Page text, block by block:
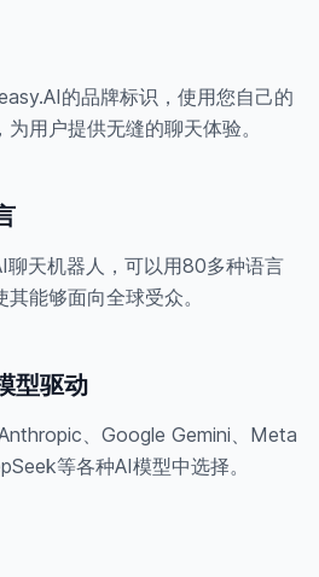
的品牌标识，使用您自己的
用户提供无缝的聊天体验。
聊天机器人，可以用80多种语言
能够面向全球受众。
型驱动
、Google Gemini、Meta
等各种AI模型中选择。